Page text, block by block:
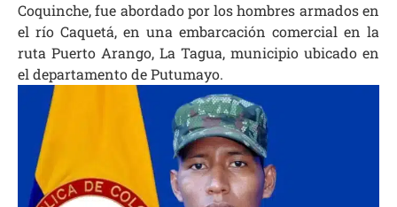
Coquinche, fue abordado por los hombres armados en
el río Caquetá, en una embarcación comercial en la
ruta Puerto Arango, La Tagua, municipio ubicado en
el departamento de Putumayo.